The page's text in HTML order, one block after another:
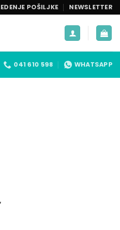
POŠILJKE NEWSLETTER
041 610 598 WHATSAPP